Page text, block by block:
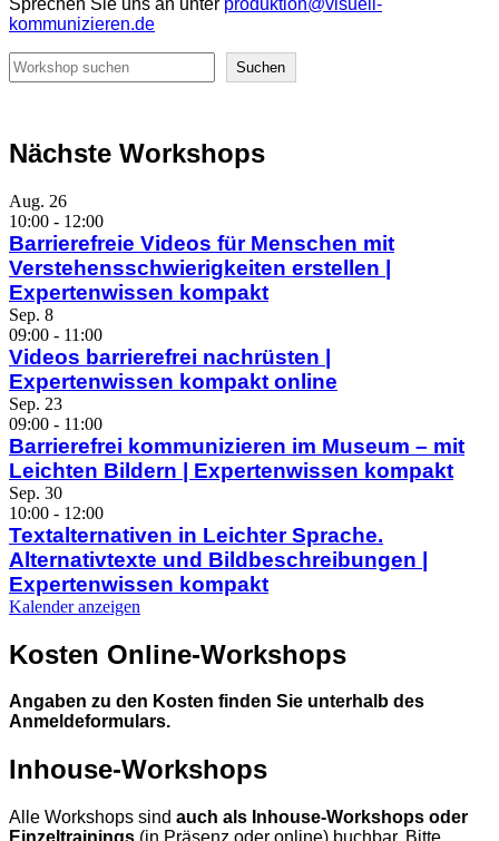
kommunizieren.de
Suchen
Suchen
Nächste Workshops
Aug. 26
10:00 - 12:00
Barrierefreie Videos für Menschen mit
Verstehensschwierigkeiten erstellen |
Expertenwissen kompakt
Sep. 8
09:00 - 11:00
Videos barrierefrei nachrüsten |
Expertenwissen kompakt online
Sep. 23
09:00 - 11:00
Barrierefrei kommunizieren im Museum – mit
Leichten Bildern | Expertenwissen kompakt
Sep. 30
10:00 - 12:00
Textalternativen in Leichter Sprache.
Alternativtexte und Bildbeschreibungen |
Expertenwissen kompakt
Kalender anzeigen
Kosten Online-Workshops
Angaben zu den Kosten finden Sie unterhalb des
Anmeldeformulars.
Inhouse-Workshops
Alle Workshops sind auch als Inhouse-Workshops oder